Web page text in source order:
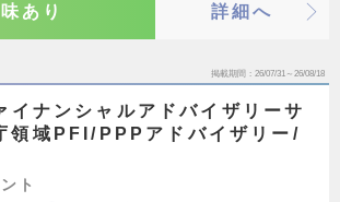
あり 詳細へ
掲載期間 26/07/31～26/08/18
ナンシャルアドバイザリーサ
領域PFI/PPPアドバイザリー/
ト